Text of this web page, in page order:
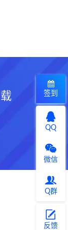
签到
QQ
微信
Q群
反馈